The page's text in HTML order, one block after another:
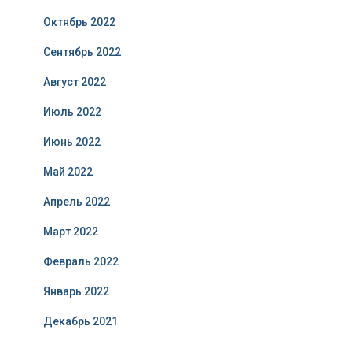
Октябрь 2022
Сентябрь 2022
Август 2022
Июль 2022
Июнь 2022
Май 2022
Апрель 2022
Март 2022
Февраль 2022
Январь 2022
Декабрь 2021